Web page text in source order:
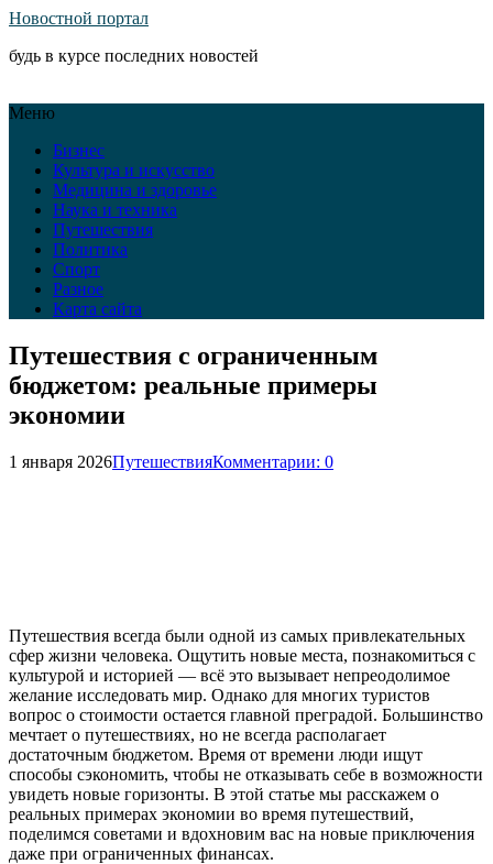
Новостной портал
будь в курсе последних новостей
Меню
Бизнес
Культура и искусство
Медицина и здоровье
Наука и техника
Путешествия
Политика
Спорт
Разное
Карта сайта
Путешествия с ограниченным
бюджетом: реальные примеры
экономии
1 января 2026ПутешествияКомментарии: 0
Путешествия всегда были одной из самых привлекательных
сфер жизни человека. Ощутить новые места, познакомиться с
культурой и историей — всё это вызывает непреодолимое
желание исследовать мир. Однако для многих туристов
вопрос о стоимости остается главной преградой. Большинство
мечтает о путешествиях, но не всегда располагает
достаточным бюджетом. Время от времени люди ищут
способы сэкономить, чтобы не отказывать себе в возможности
увидеть новые горизонты. В этой статье мы расскажем о
реальных примерах экономии во время путешествий,
поделимся советами и вдохновим вас на новые приключения
даже при ограниченных финансах.